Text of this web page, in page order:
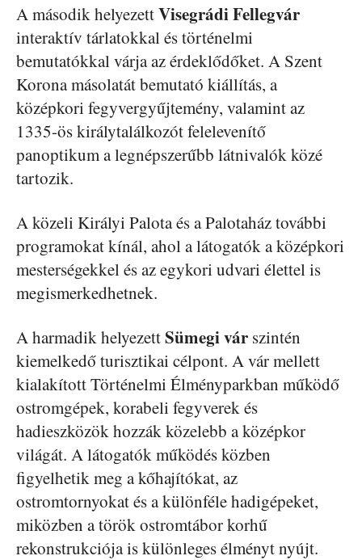
A második helyezettVisegrádi Fellegvár
interaktív tárlatokkal és történelmi
bemutatókkal várja az érdeklődőket. A Szent
Korona másolatát bemutató kiállítás, a
középkori fegyvergyűjtemény, valamint az
1335-ös királytalálkozót felelevenítő
panoptikum a legnépszerűbb látnivalók közé
tartozik.
A közeli Királyi Palota és a Palotaház további
programokat kínál, ahol a látogatók a középkori
mesterségekkel és az egykori udvari élettel is
megismerkedhetnek.
A harmadik helyezettSümegi vár szintén
kiemelkedő turisztikai célpont. A vár mellett
kialakított Történelmi Élményparkban működő
ostromgépek, korabeli fegyverek és
hadieszközök hozzák közelebb a középkor
világát. A látogatók működés közben
figyelhetik meg a kőhajítókat, az
ostromtornyokat és a különféle hadigépeket,
miközben a török ostromtábor korhű
rekonstrukciója is különleges élményt nyújt.